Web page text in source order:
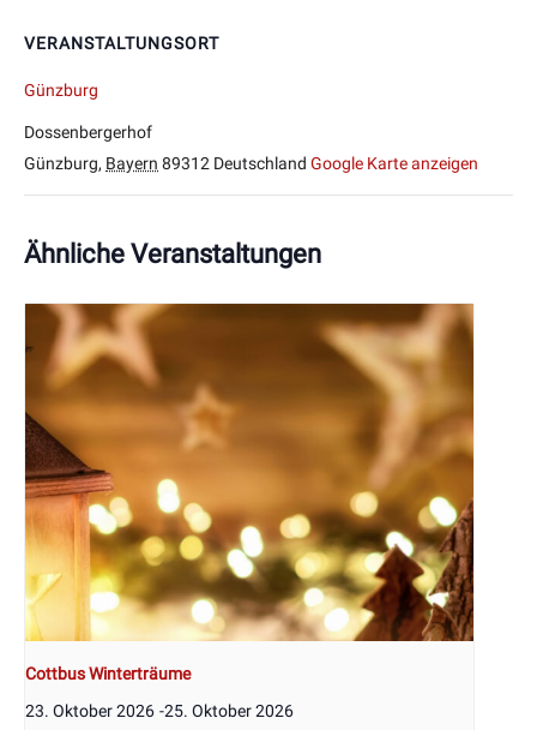
VERANSTALTUNGSORT
Günzburg
Dossenbergerhof
Günzburg, Bayern 89312 Deutschland Google Karte anzeigen
Ähnliche Veranstaltungen
Cottbus Winterträume
23. Oktober 2026 -25. Oktober 2026